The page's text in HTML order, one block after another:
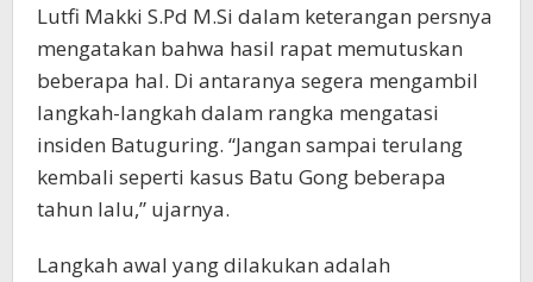
Lutfi Makki S.Pd M.Si dalam keterangan persnya
mengatakan bahwa hasil rapat memutuskan
beberapa hal. Di antaranya segera mengambil
langkah-langkah dalam rangka mengatasi
insiden Batuguring. “Jangan sampai terulang
kembali seperti kasus Batu Gong beberapa
tahun lalu,” ujarnya.
Langkah awal yang dilakukan adalah